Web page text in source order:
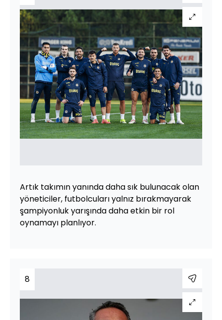
Artık takımın yanında daha sık bulunacak olan
yöneticiler, futbolcuları yalnız bırakmayarak
şampiyonluk yarışında daha etkin bir rol
oynamayı planlıyor.
8